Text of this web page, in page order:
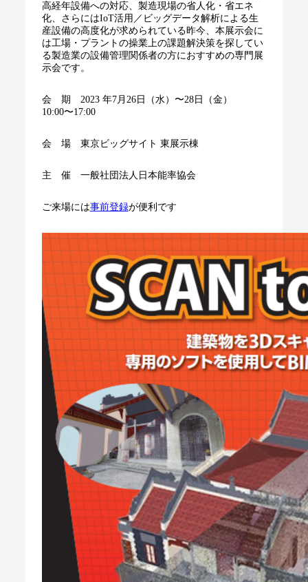
高経年設備への対応、製造現場の省人化・省エネ
化、さらにはIoT活用／ビッグデータ解析による生
産設備の高度化が求められている昨今、本展示会に
は工場・プラントの操業上の課題解決策を探してい
る製造業の設備管理関係者の方におすすめの専門展
示会です。
会 期 2023 年7月26日（水）〜28日（金）
10:00〜17:00
会 場 東京ビッグサイト 東展示棟
主 催 一般社団法人日本能率協会
ご来場には事前登録が便利です